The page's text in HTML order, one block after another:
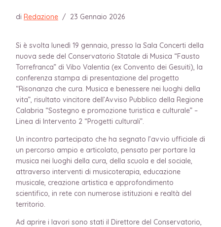
di Redazione / 23 Gennaio 2026
Si è svolta lunedì 19 gennaio, presso la Sala Concerti della
nuova sede del Conservatorio Statale di Musica “Fausto
Torrefranca” di Vibo Valentia (ex Convento dei Gesuiti), la
conferenza stampa di presentazione del progetto
“Risonanza che cura. Musica e benessere nei luoghi della
vita”, risultato vincitore dell’Avviso Pubblico della Regione
Calabria “Sostegno e promozione turistica e culturale” –
Linea di Intervento 2 “Progetti culturali”.
Un incontro partecipato che ha segnato l’avvio ufficiale di
un percorso ampio e articolato, pensato per portare la
musica nei luoghi della cura, della scuola e del sociale,
attraverso interventi di musicoterapia, educazione
musicale, creazione artistica e approfondimento
scientifico, in rete con numerose istituzioni e realtà del
territorio.
Ad aprire i lavori sono stati il Direttore del Conservatorio,